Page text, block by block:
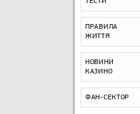
ПРАВИЛА
ЖИТТЯ
НОВИНИ
КАЗИНО
ФАН-СЕКТОР